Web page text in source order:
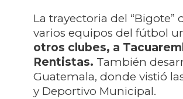
La trayectoria del
varios equipos del fútbol
otros clubes, a
Rentistas. También
Guatemala, donde vistió
y Deportivo Municipal.